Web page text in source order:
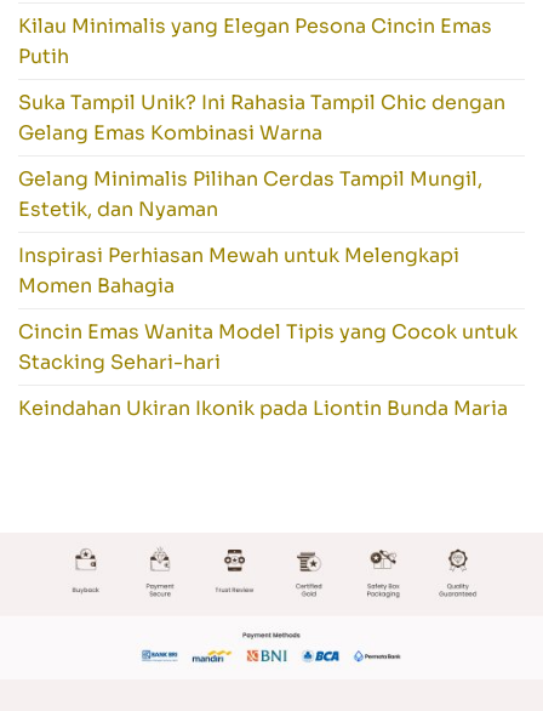
Kilau Minimalis yang Elegan Pesona Cincin Emas
Putih
Suka Tampil Unik? Ini Rahasia Tampil Chic dengan
Gelang Emas Kombinasi Warna
Gelang Minimalis Pilihan Cerdas Tampil Mungil,
Estetik, dan Nyaman
Inspirasi Perhiasan Mewah untuk Melengkapi
Momen Bahagia
Cincin Emas Wanita Model Tipis yang Cocok untuk
Stacking Sehari-hari
Keindahan Ukiran Ikonik pada Liontin Bunda Maria